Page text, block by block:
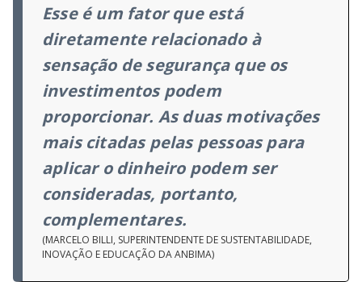
Esse é um fator que está
diretamente relacionado à
sensação de segurança que os
investimentos podem
proporcionar. As duas motivações
mais citadas pelas pessoas para
aplicar o dinheiro podem ser
consideradas, portanto,
complementares.
(MARCELO BILLI, SUPERINTENDENTE DE SUSTENTABILIDADE,
INOVAÇÃO E EDUCAÇÃO DA ANBIMA)